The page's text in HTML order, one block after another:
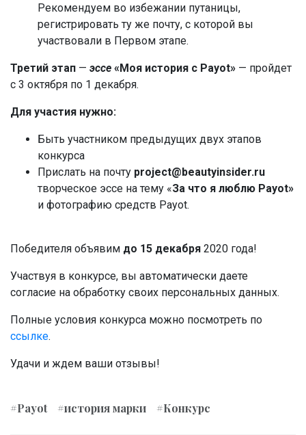
Рекомендуем во избежании путаницы,
регистрировать ту же почту, с которой вы
участвовали в Первом этапе.
Третий этап — эссе «Моя история с Payot» — пройдет
с 3 октября по 1 декабря.
Для участия нужно:
Быть участником предыдущих двух этапов
конкурса
Прислать на почту project@beautyinsider.ru
творческое эссе на тему «За что я люблю Payot»
и фотографию средств Payot.
Победителя объявим до 15 декабря 2020 года!
Участвуя в конкурсе, вы автоматически даете
согласие на обработку своих персональных данных.
Полные условия конкурса можно посмотреть по
ссылке.
Удачи и ждем ваши отзывы!
#Payot #история марки #Конкурс